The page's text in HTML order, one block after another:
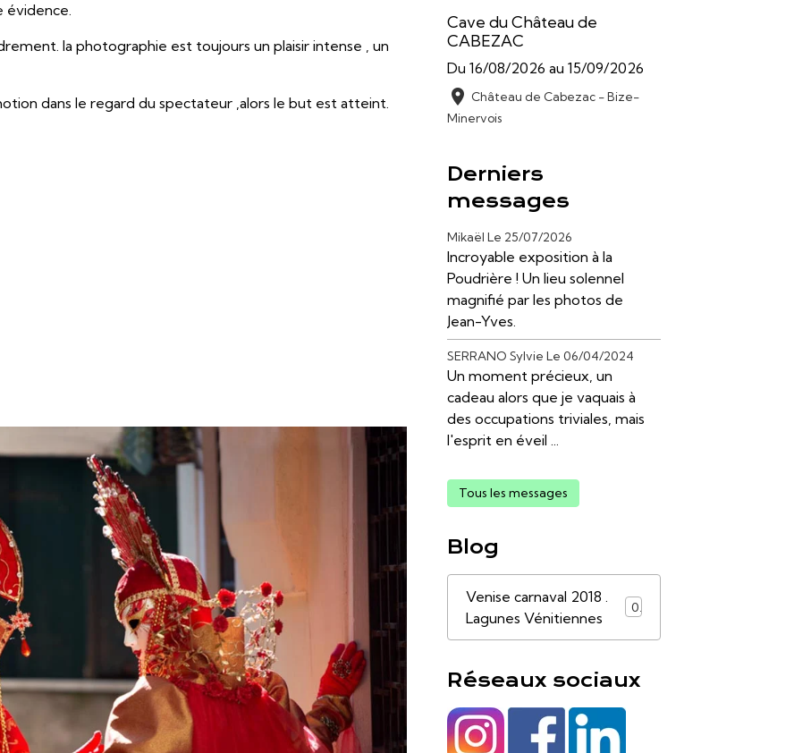
évidence.
la photographie est toujours un plaisir intense , un
dans le regard du spectateur ,alors le but est atteint.
Cave du Château de
CABEZAC
Du 16/08/2026 au 15/09/2026
Château de Cabezac - Bize-
Minervois
Derniers
messages
Mikaël Le 25/07/2026
Incroyable exposition à la
Poudrière ! Un lieu solennel
magnifié par les photos de
Jean-Yves.
SERRANO Sylvie Le 06/04/2024
Un moment précieux, un
cadeau alors que je vaquais à
des occupations triviales, mais
l'esprit en éveil ...
Tous les messages
Blog
Venise carnaval 2018 .
Lagunes Vénitiennes
0
Réseaux sociaux